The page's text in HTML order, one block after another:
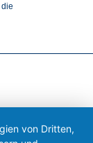
von Dritten,